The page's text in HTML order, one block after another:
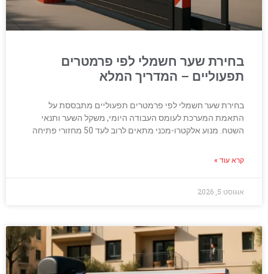
בחירת שער חשמלי לפי פרמטרים
תפעוליים – המדריך המלא
בחירת שער חשמלי לפי פרמטרים תפעוליים מתבססת על
התאמת המערכת לעומס העבודה היומי, משקל השער ותנאי
השטח. מנוע אלקטרו-מכני מתאים לרוב לעד 50 מחזורי פתיחה
קרא עוד »
אוגוסט 5, 2026